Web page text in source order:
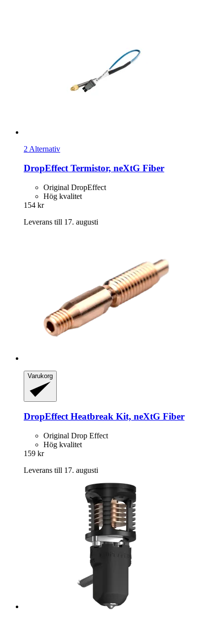
2 Alternativ
DropEffect Termistor, neXtG Fiber
Original DropEffect
Hög kvalitet
154 kr
Leverans till 17. augusti
Varukorg
DropEffect Heatbreak Kit, neXtG Fiber
Original Drop Effect
Hög kvalitet
159 kr
Leverans till 17. augusti